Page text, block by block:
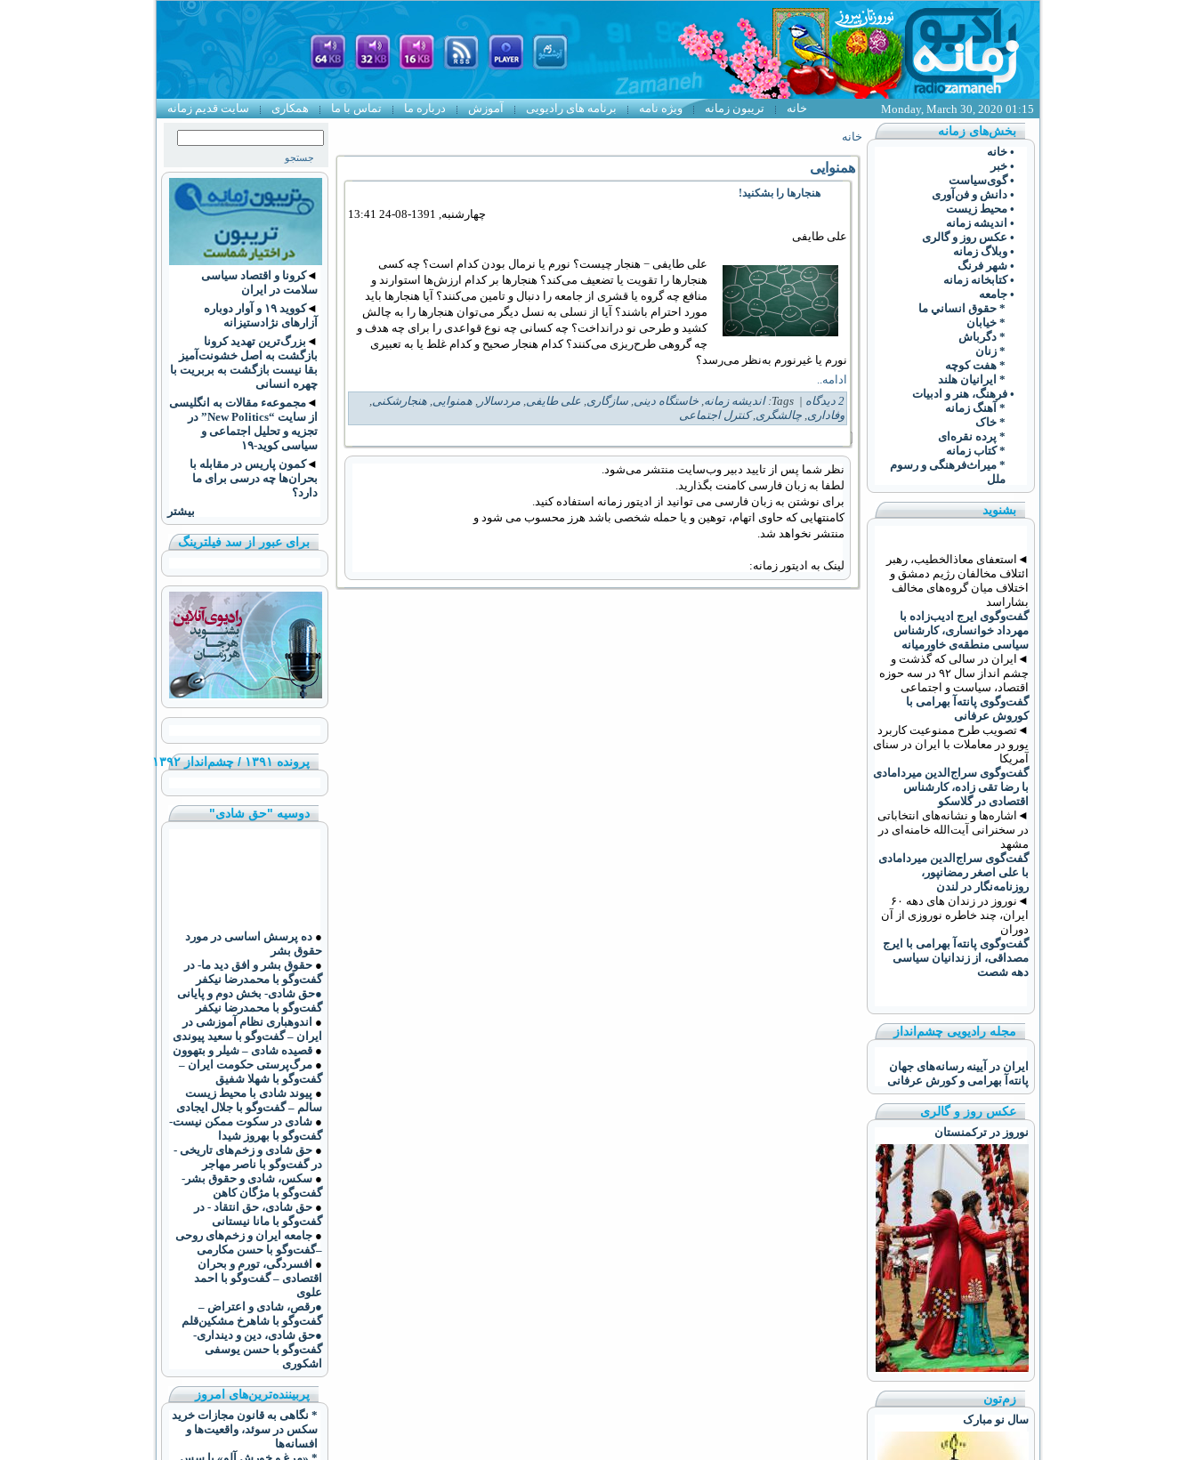
سایت قدیم زمانه همکاری تماس با ما درباره ما آموزش برنامه های رادیویی ویژه نامه تریبون زمانه خانه
بخش‌های زمانه
• خانه
• خبر
• گوی‌سياست
• دانش و فن‌آوری
• محیط زیست
• انديشه زمانه
• عکس روز و گالری
• وبلاگ زمانه
• شهر فرنگ
• کتابخانه زمانه
• جامعه
* حقوق انساني ما
* خيابان
* دگرباش
* زنان
* هفت کوچه
* ايرانيان هلند
• فرهنگ،‌ هنر و ادبيات
* آهنگ زمانه
* خاک
* پرده نقره‌ای
* کتاب زمانه
* ميراث‌فرهنگی و رسوم
ملل
بشنوید
◄استعفای معاذالخطیب، رهبر
ائتلاف مخالفان رژیم دمشق و
اختلاف میان گروه‌های مخالف
بشاراسد
گفت‌وگوی ایرج ادیب‌زاده با
مهرداد خوانساری، کارشناس
سیاسی منطقه‌ی خاورمیانه
◄ایران در سالی که گذشت و
چشم انداز سال ۹۲ در سه حوزه
اقتصاد، سیاست و اجتماعی
گفت‌وگوی پانته‌آ بهرامی با
کوروش عرفانی
◄تصویب طرح ممنوعیت کاربرد
يورو در معاملات با ايران در سنای
آمریکا
گفت‌وگوی سراج‌الدین میردامادی
با رضا تقی زاده، کارشناس
اقتصادی در گلاسکو
◄اشاره‌ها و نشانه‌های انتخاباتی
در سخنرانی آیت‌الله خامنه‌ای در
مشهد
گفت‌گوی سراج‌الدین میردامادی
با علی اصغر رمضانپور،
روزنامه‌نگار در لندن
◄نوروز در زندان های دهه ۶۰
ایران، چند خاطره نوروزی از آن
دوران
گفت‌وگوی پانته‌آ بهرامی با ایرج
مصداقی، از زندانیان سیاسی
دهه شصت
مجله رادیویی چشم‌انداز
ایران در آیینه رسانه‌های جهان
پانته‌آ بهرامی و کورش عرفانی
عکس روز و گالری
نوروز در ترکمنستان
زم‌تون
سال نو مبارک
Monday, March 30, 2020 01:15
خانه
همنوایی
هنجارها را بشکنید!
چهارشنبه, 1391-08-24 13:41
علی طایفی
علی طایفی − هنجار چیست؟ نورم یا نرمال بودن کدام است؟ چه کسی
هنجارها را تقویت یا تضعیف میکند؟ هنجارها بر کدام ارزشها استوارند و
منافع چه گروه یا قشری از جامعه را دنبال و تامین میکنند؟ آیا هنجارها باید
مورد احترام باشند؟ آیا از نسلی به نسل دیگر می‌توان هنجارها را به چالش
کشید و طرحی نو درانداخت؟ چه کسانی چه نوع قواعدی را برای چه هدف و
چه گروهی طرح‌ریزی می‌کنند؟ کدام هنجار صحیح و کدام غلط یا به تعبیری
نورم یا غیرنورم به‌نظر می‌رسد؟
ادامه..
2 دیدگاه
| Tags: انديشه زمانه, خاستگاه دینی, سازگاری, علی طایفی, مردسالار , همنوایی, هنجارشکنی,
وفاداری, چالشگری,کنترل اجتماعی
نظر شما پس از تایید دبیر وب‌سایت منتشر می‌شود.
لطفا به زبان فارسی کامنت بگذارید.
برای نوشتن به زبان فارسی می توانید از ادیتور زمانه استفاده کنید.
کامنتهایی که حاوی اتهام، توهین و یا حمله شخصی باشد هرز محسوب می شود و
منتشر نخواهد شد.
لینک به ادیتور زمانه:
◄کرونا و اقتصاد سیاسی
سلامت در ایران
◄
کووید ۱۹ و آوار دوباره
آزار‌های نژادستیزانه
◄ بزرگ‌ترین تهدید کرونا
بازگشت به اصل خشونت‌آمیز
بقا نیست بازگشت به بربریت با
چهره انسانی
◄ مجموعهء مقالات به انگلیسی
از سایت “New Politics” در
تجزیه و تحلیل اجتماعی و
سیاسی کوید-۱۹
◄کمون پاریس در مقابله با
بحران‌ها چه درسی برای ما
دارد؟
بیشتر
برای عبور از سد فیلترینگ
پرونده ۱۳۹۱ / چشم‌انداز ۱۳۹۲
دوسیه "حق شادی"
● ده پرسش اساسی در مورد
حقوق بشر
● حقوق بشر و افق دید ما- در
گفت‌وگو با محمدرضا نیکفر
●حق شادی- بخش دوم و پایانی
گفت‌وگو با محمدرضا نیکفر
● اندوهباری نظام آموزشی در
ایران – گفت‌وگو با سعید پیوندی
● قصیده شادی – شیلر و بتهوون
● مرگ‌پرستی حکومت ایران –
گفت‌وگو با شهلا شفیق
● پیوند شادی با محیط زیست
سالم – گفت‌وگو با جلال ایجادی
● شادی در سکوت ممکن نیست-
گفت‌وگو با بهروز شیدا
● حق شادی و زخم‌های تاریخی -
در گفت‌وگو با ناصر مهاجر
● سکس، شادی و حقوق بشر-
گفت‌وگو با مژگان کاهن
● حق شادی، حق انتقاد - در
گفت‌وگو با مانا نیستانی
● جامعه ایران و زخم‌های روحی
–گفت‌وگو با حسن مکارمی
● افسردگی، تورم و بحران
اقتصادی – گفت‌وگو با احمد
علوی
●رقص، شادی و اعتراض –
گفت‌و‌گو با شاهرخ مشکین‌قلم
●حق شادی، دین و دینداری-
گفت‌وگو با حسن یوسفی
اشکوری
پربیننده‌ترین‌های امروز
* نگاهی به قانون مجازات خرید
سکس در سوئد، واقعیت‌ها و
افسانه‌ها